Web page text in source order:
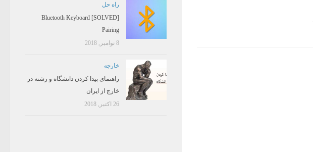
راه حل
[SOLVED] Bluetooth Keyboard
Pairing
8 نوامبر, 2018
خارجه
راهنمای پیدا کردن دانشگاه و رشته در
خارج از ایران
26 اکتبر, 2018